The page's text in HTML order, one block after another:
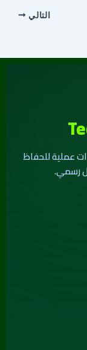
التالي
عملية للحفاظ
رسمي.